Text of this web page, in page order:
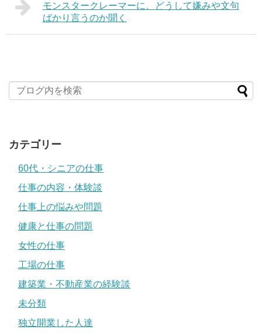
モンスタークレーマーに、どうして嫌みや文句
ばかり言うのか聞く
カテゴリー
60代・シニアの仕事
仕事の内容・体験談
仕事上の悩みや問題
健康と仕事の問題
女性の仕事
工場の仕事
建築業・不動産業の経験談
未分類
独立開業した人達